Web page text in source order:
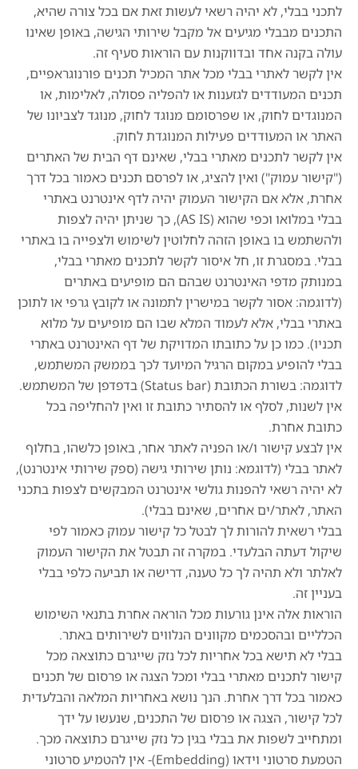
לתכני בבלי, לא יהיה רשאי לעשות זאת אם בכל צורה שהיא,
התכנים מבבלי מגיעים אל מקבל שירותי הגישה, באופן שאינו
עולה בקנה אחד ובדווקנות עם הוראות סעיף זה.
אין לקשר לאתרי בבלי מכל אתר המכיל תכנים פורנוגראפיים,
תכנים המעודדים לגזענות או להפליה פסולה, לאלימות, או
המנוגדים לחוק, או שפרסומם מנוגד לחוק, מנוגד לצביונו של
האתר או המעודדים פעילות המנוגדת לחוק.
אין לקשר לתכנים מאתרי בבלי, שאינם דף הבית של האתרים
("קישור עמוק") ואין להציג, או לפרסם תכנים כאמור בכל דרך
אחרת, אלא אם הקישור העמוק יהיה לדף אינטרנט באתרי
בבלי במלואו וכפי שהוא (AS IS), כך שניתן יהיה לצפות
ולהשתמש בו באופן הזהה לחלוטין לשימוש ולצפייה בו באתרי
בבלי. במסגרת זו, חל איסור לקשר לתכנים מאתרי בבלי,
במנותק מדפי האינטרנט שבהם הם מופיעים באתרים
(לדוגמה: אסור לקשר במישרין לתמונה או לקובץ גרפי או לתוכן
באתרי בבלי, אלא לעמוד המלא שבו הם מופיעים על מלוא
תכניו). כמו כן על כתובתו המדויקת של דף האינטרנט באתרי
בבלי להופיע במקום הרגיל המיועד לכך בממשק המשתמש,
לדוגמה: בשורת הכתובת (Status bar) בדפדפן של המשתמש.
אין לשנות, לסלף או להסתיר כתובת זו ואין להחליפה בכל
כתובת אחרת.
אין לבצע קישור ו/או הפניה לאתר אחר, באופן כלשהו, בחלוף
לאתר בבלי (לדוגמא: נותן שירותי גישה (ספק שירותי אינטרנט),
לא יהיה רשאי להפנות גולשי אינטרנט המבקשים לצפות בתכני
האתר, לאתר/ים אחרים, שאינם בבלי).
בבלי רשאית להורות לך לבטל כל קישור עמוק כאמור לפי
שיקול דעתה הבלעדי. במקרה זה תבטל את הקישור העמוק
לאלתר ולא תהיה לך כל טענה, דרישה או תביעה כלפי בבלי
בעניין זה.
הוראות אלה אינן גורעות מכל הוראה אחרת בתנאי השימוש
הכלליים ובהסכמים מקוונים הנלווים לשירותים באתר.
בבלי לא תישא בכל אחריות לכל נזק שייגרם כתוצאה מכל
קישור לתכנים מאתרי בבלי ומכל הצגה או פרסום של תכנים
כאמור בכל דרך אחרת. הנך נושא באחריות המלאה והבלעדית
לכל קישור, הצגה או פרסום של התכנים, שנעשו על ידך
ומתחייב לשפות את בבלי בגין כל נזק שייגרם כתוצאה מכך.
הטמעת סרטוני וידאו (Embedding)- אין להטמיע סרטוני